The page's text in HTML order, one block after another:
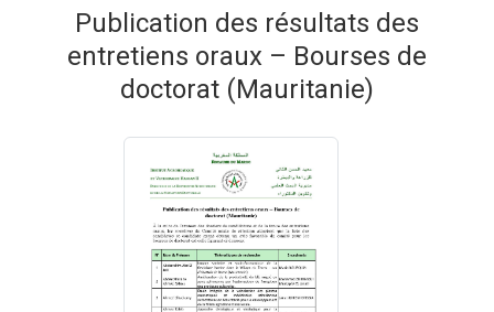
Publication des résultats des
entretiens oraux – Bourses de
doctorat (Mauritanie)